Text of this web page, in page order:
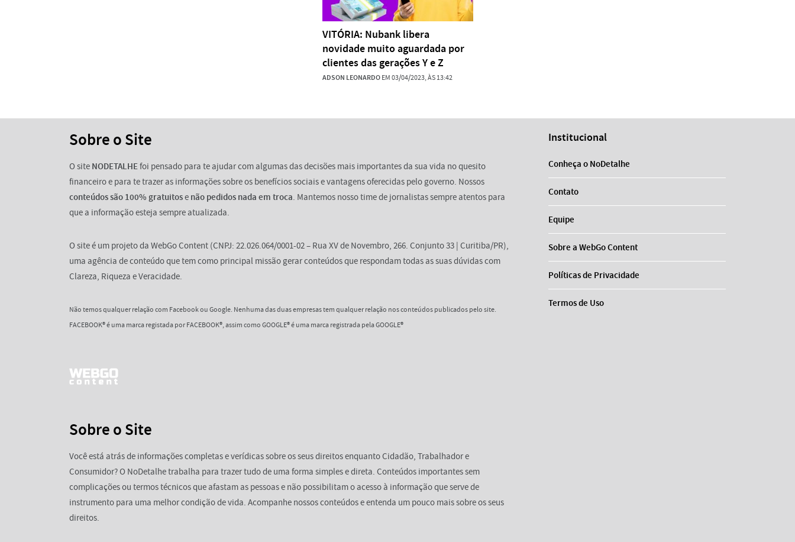
VITÓRIA: Nubank libera
novidade muito aguardada por
clientes das gerações Y e Z
ADSON LEONARDOEM 03/04/2023, ÀS 13:42
Sobre o Site
O site NODETALHEfoi pensado para te ajudar com algumas das decisões mais importantes da sua vida no quesito
financeiro e para te trazer as informações sobre os benefícios sociais e vantagens oferecidas pelo governo. Nossos
conteúdos são 100% gratuitose não pedidos nada em troca. Mantemos nosso time de jornalistas sempre atentos para
que a informação esteja sempre atualizada.
O site é um projeto da WebGo Content (CNPJ: 22.026.064/0001-02 – Rua XV de Novembro, 266. Conjunto 33 | Curitiba/PR),
uma agência de conteúdo que tem como principal missão gerar conteúdos que respondam todas as suas dúvidas com
Clareza, Riqueza e Veracidade.
Não temos qualquer relação com Facebook ou Google. Nenhuma das duas empresas tem qualquer relação nos conteúdos publicados pelo site.
FACEBOOK® é uma marca registada por FACEBOOK®, assim como GOOGLE® é uma marca registrada pela GOOGLE®
Sobre o Site
Você está atrás de informações completas e verídicas sobre os seus direitos enquanto Cidadão, Trabalhador e
Consumidor? O NoDetalhe trabalha para trazer tudo de uma forma simples e direta. Conteúdos importantes sem
complicações ou termos técnicos que afastam as pessoas e não possibilitam o acesso à informação que serve de
instrumento para uma melhor condição de vida. Acompanhe nossos conteúdos e entenda um pouco mais sobre os seus
direitos.
Institucional
Conheça o NoDetalhe
Contato
Equipe
Sobre a WebGo Content
Políticas de Privacidade
Termos de Uso